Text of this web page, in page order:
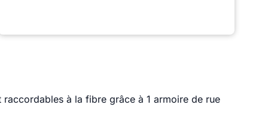
à la fibre grâce à 1 armoire de rue